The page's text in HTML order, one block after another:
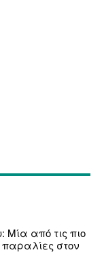
Μία από τις πιο
στον